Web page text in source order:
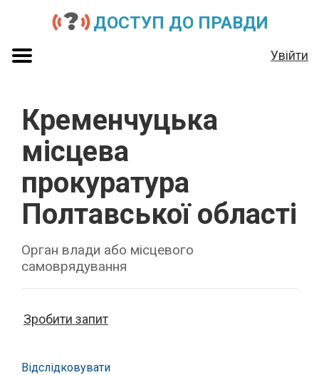
ДОСТУП ДО ПРАВДИ
Увійти
Кременчуцька
місцева
прокуратура
Полтавської області
Орган влади або місцевого
самоврядування
Зробити запит
Відслідковувати